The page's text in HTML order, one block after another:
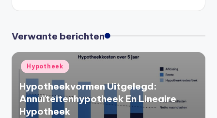
Verwante berichten
Geplaatst
in
Hypotheek
Hypotheekvormen Uitgelegd:
Annuïteitenhypotheek En Lineaire
Hypotheek